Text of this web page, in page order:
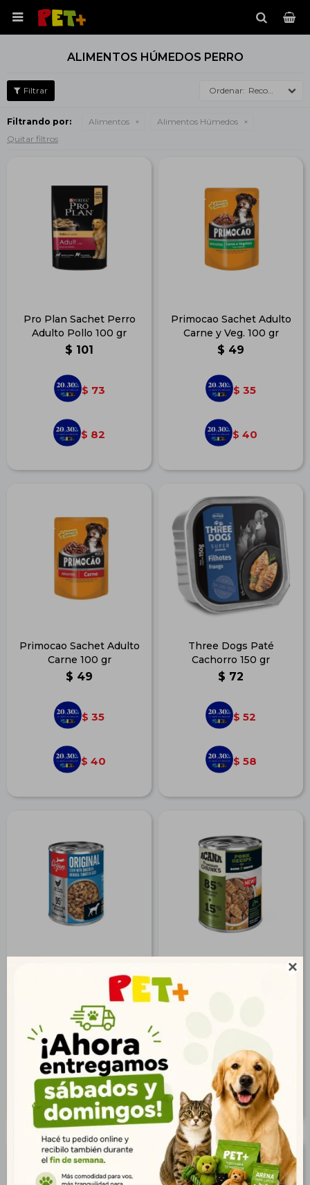


ALIMENTOS HÚMEDOS PERRO
Recomendados
Filtrando por: Alimentos
Alimentos Húmedos
Quitar filtros
Pro Plan Sachet Perro
Adulto Pollo 100 gr
$ 101
$ 73
$ 82
Primocao Sachet Adulto
Carne y Veg. 100 gr
$ 49
$ 35
$ 40
Primocao Sachet Adulto
Carne 100 gr
$ 49
$ 35
$ 40
Three Dogs Paté
Cachorro 150 gr
$ 72
$ 52
$ 58
Pate Humedo Para Perros
Sabor Estofado 363 Gr
513
$ 371
$ 416
Pate Humedo Para Perros
C/Trozos De Cerdo 363 Gr
$ 350